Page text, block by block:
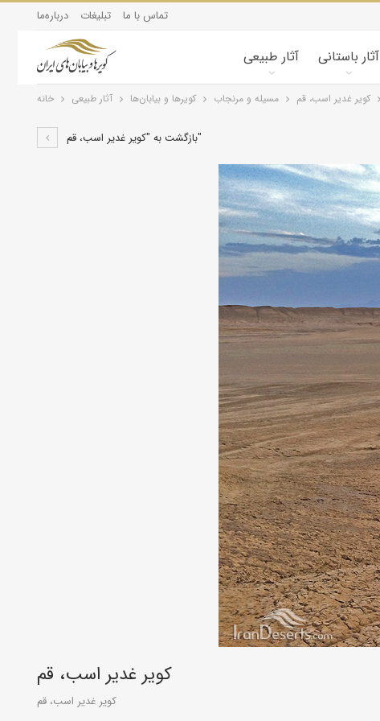
درباره‌ما تبلیغات تماس با ما
آثار طبیعی آثار باستانی
خانه آثار طبیعی کویرها و بیابان‌ها مسیله و مرنجاب کویر غدیر اسب، قم
بازگشت به "کویر غدیر اسب، قم"
کویر غدیر اسب، قم
کویر غدیر اسب، قم